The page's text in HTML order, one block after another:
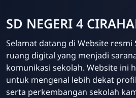
SD NEGERI 4
Selamat datang di Website resmi
ruang digital yang menjadi
komunikasi sekolah. Website ini
untuk mengenal lebih dekat
serta perkembangan sekolah